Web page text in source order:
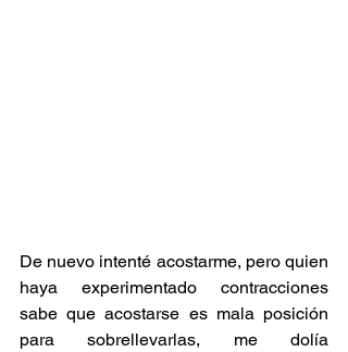
De nuevo intenté acostarme, pero quien
haya experimentado contracciones
sabe que acostarse es mala posición
para sobrellevarlas, me dolía